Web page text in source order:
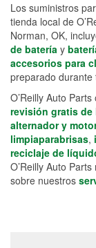
Los suministros
tienda local de
Norman, OK,
de batería y
accesorios para
preparado
O’Reilly Auto
revisión gratis de
alternador y
limpiaparabrisas,
reciclaje de
O’Reilly Auto
sobre nuestros